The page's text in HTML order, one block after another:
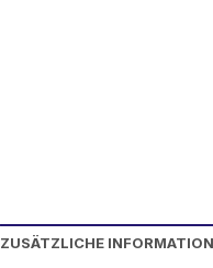
ZUSÄTZLICHE